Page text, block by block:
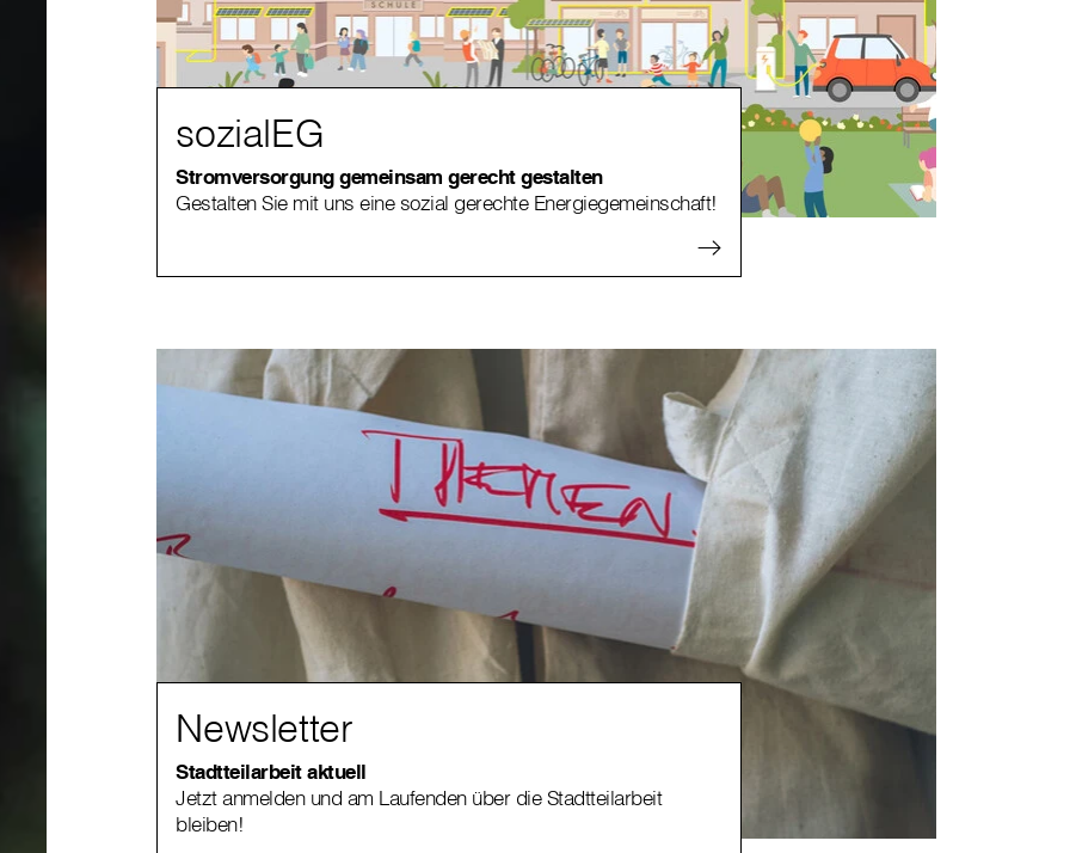
sozialEG
Stromversorgung gemeinsam gerecht gestalten
Gestalten Sie mit uns eine sozial gerechte Energiegemeinschaft!
Newsletter
Stadtteilarbeit aktuell
Jetzt anmelden und am Laufenden über die Stadtteilarbeit
bleiben!